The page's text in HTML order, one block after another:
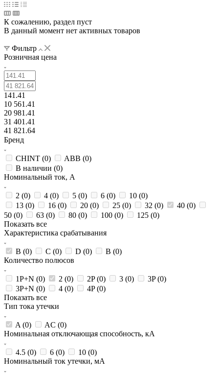
К сожалению, раздел пуст
В данный момент нет активных товаров
Фильтр
Розничная цена
141.41
10 561.41
20 981.41
31 401.41
41 821.64
Бренд
CHINT (0) ABB (0)
В наличии (0)
Номинальный ток, А
2 (0) 4 (0) 5 (0) 6 (0) 10 (0)
13 (0) 16 (0) 20 (0) 25 (0) 32 (0) 40 (0)
50 (0) 63 (0) 80 (0) 100 (0) 125 (0)
Показать все
Характеристика срабатывания
B (0) C (0) D (0) В (0)
Количество полюсов
1P+N (0) 2 (0) 2P (0) 3 (0) 3P (0)
3P+N (0) 4 (0) 4P (0)
Показать все
Тип тока утечки
A (0) AC (0)
Номинальная отключающая способность, кА
4.5 (0) 6 (0) 10 (0)
Номинальный ток утечки, мА